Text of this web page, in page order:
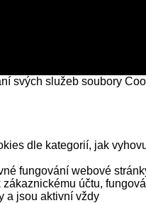
svých služeb soubory
dle kategorií, jak
fungování webové
účtu,
a jsou aktivní vždy